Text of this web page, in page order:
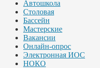
Автошкола
Столовая
Бассейн
Мастерские
Вакансии
Онлайн-опрос
Электронная ИОС
НОКО